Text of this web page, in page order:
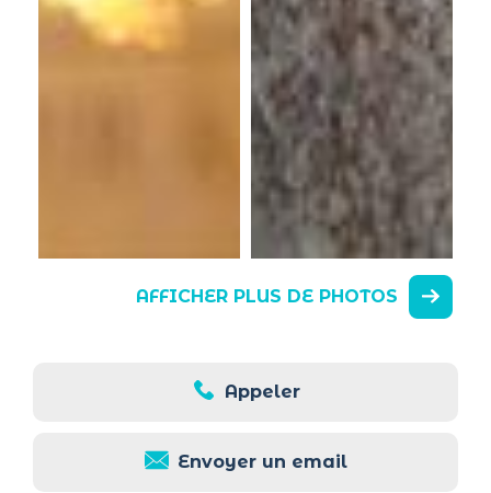
AFFICHER PLUS DE PHOTOS
Appeler
Envoyer un email